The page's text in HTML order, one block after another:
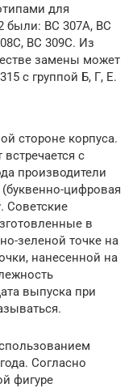
для
были: BC 307A, BC
BC 309C. Из
замены может
с группой Б, Г, Е.
стороне корпуса.
с
производители
цифровая
Советские
в
зеленой точке на
нанесенной на
выпуска при
Согласно
фигуре